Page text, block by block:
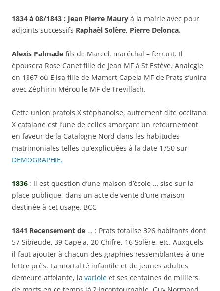
1834 à 08/1843 : Jean Pierre Maury à la mairie avec pour
adjoints successifs Raphaèl Solère, Pierre Delonca.
Alexis Palmade fils de Marcel, maréchal – ferrant. Il
épousera Rose Canet fille de Jean MF à St Estève. Analogie
en 1867 où Elisa fille de Mamert Capela MF de Prats s’unira
avec Zéphirin Mérou le MF de Trevillach.
Cette union pratois X stéphanoise, autrement dite occitano
X catalane est l’une de celles amorçant un retournement
en faveur de la Catalogne Nord dans les habitudes
matrimoniales telles qu’expliquées à la date 1750 sur
DEMOGRAPHIE.
1836 : Il est question d’une maison d’école … sise sur la
place publique, dans un acte de vente d’une maison
destinée à cet usage. BCC
1841 Recensement de … : Prats totalise 326 habitants dont
57 Sibieude, 39 Capela, 20 Chifre, 16 Solère, etc. Auxquels
il faut ajouter à chacun des graphies ressemblantes à une
lettre près. La mortalité infantile et de jeunes adultes
demeure affolante, la variole et ses centaines de milliers